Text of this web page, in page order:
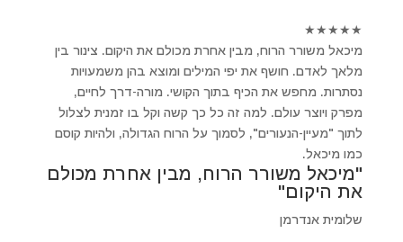
★
★
★
★
★
מיכאל משורר הרוח, מבין אחרת מכולם את היקום. צינור בין
מלאך לאדם. חושף את יפי המילים ומוצא בהן משמעויות
נסתרות. מחפש את הכיף בתוך הקושי. מורה-דרך לחיים,
מפרק ויוצר עולם. למה זה כל כך קשה וקל בו זמנית לצלול
לתוך "מעיין-הנעורים", לסמוך על הרוח הגדולה, ולהיות קוסם
כמו מיכאל.
"מיכאל משורר הרוח, מבין אחרת מכולם
את היקום"
שלומית אנדרמן